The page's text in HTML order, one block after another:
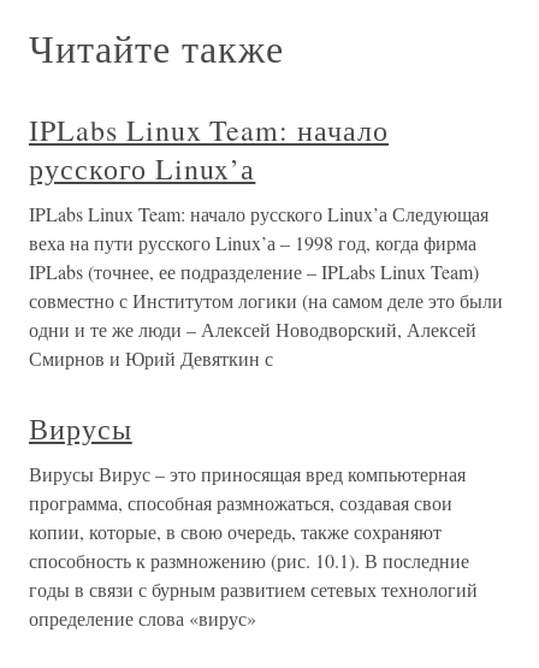
Читайте также
IPLabs Linux Team: начало
русского Linux’а
IPLabs Linux Team: начало русского Linux’а Следующая
веха на пути русского Linux’а – 1998 год, когда фирма
IPLabs (точнее, ее подразделение – IPLabs Linux Team)
совместно с Институтом логики (на самом деле это были
одни и те же люди – Алексей Новодворский, Алексей
Смирнов и Юрий Девяткин с
Вирусы
Вирусы Вирус – это приносящая вред компьютерная
программа, способная размножаться, создавая свои
копии, которые, в свою очередь, также сохраняют
способность к размножению (рис. 10.1). В последние
годы в связи с бурным развитием сетевых технологий
определение слова «вирус»